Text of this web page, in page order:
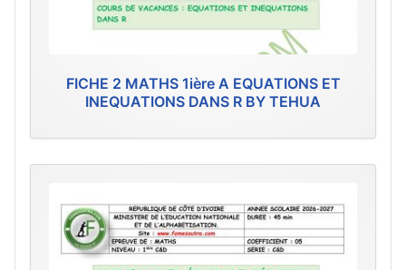
FICHE 2 MATHS 1ière A EQUATIONS ET
INEQUATIONS DANS R BY TEHUA